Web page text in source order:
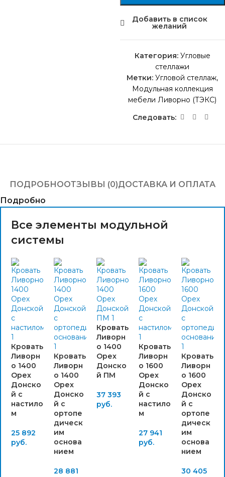
Добавить в список
желаний
Категория: Угловые
стеллажи
Метки: Угловой стеллаж,
Модульная коллекция
мебели Ливорно (ТЭКС)
Следовать:
ПОДРОБНООТЗЫВЫ (0)ДОСТАВКА И ОПЛАТА
Подробно
Все элементы модульной
системы
Кровать
Ливорн
о 1400
Орех
Донско
й с
настило
м
25 892
руб.
Кровать
Ливорн
о 1400
Орех
Донско
й с
ортопе
дическ
им
основа
нием
28 881
Кровать
Ливорн
о 1400
Орех
Донско
й ПМ
37 393
руб.
Кровать
Ливорн
о 1600
Орех
Донско
й с
настило
м
27 941
руб.
Кровать
Ливорн
о 1600
Орех
Донско
й с
ортопе
дическ
им
основа
нием
30 405